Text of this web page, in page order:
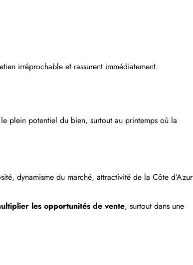
irréprochable et rassurent immédiatement.
plein potentiel du bien, surtout au printemps où la
dynamisme du marché, attractivité de la Côte d’Azur
les opportunités de vente, surtout dans une